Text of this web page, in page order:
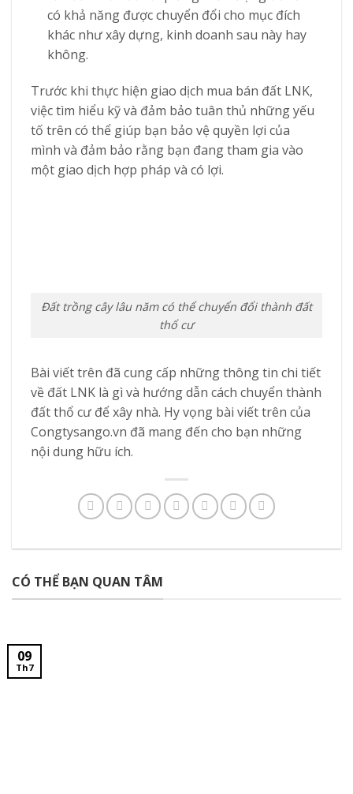
có khả năng được chuyển đổi cho mục đích
khác như xây dựng, kinh doanh sau này hay
không.
Trước khi thực hiện giao dịch mua bán đất LNK,
việc tìm hiểu kỹ và đảm bảo tuân thủ những yếu
tố trên có thể giúp bạn bảo vệ quyền lợi của
mình và đảm bảo rằng bạn đang tham gia vào
một giao dịch hợp pháp và có lợi.
Đất trồng cây lâu năm có thể chuyển đổi thành đất
thổ cư
Bài viết trên đã cung cấp những thông tin chi tiết
về đất LNK là gì và hướng dẫn cách chuyển thành
đất thổ cư để xây nhà. Hy vọng bài viết trên của
Congtysango.vn đã mang đến cho bạn những
nội dung hữu ích.
CÓ THỂ BẠN QUAN TÂM
09
Th7